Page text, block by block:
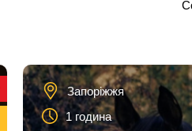
Запоріжжя
1 година